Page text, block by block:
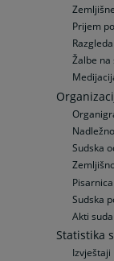
Prijem
Žalbe na
Sudska
Pisarnica
Sudska
Akti suda
Statistika